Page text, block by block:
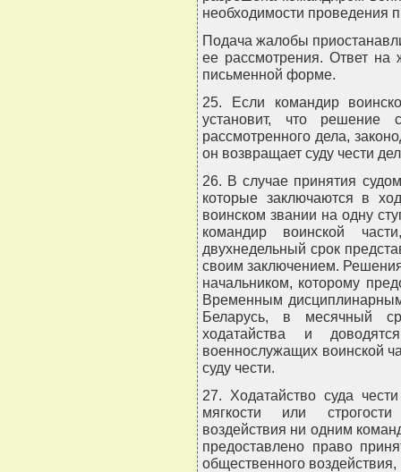
необходимости проведения
Подача жалобы
ее рассмотрения. Ответ на
письменной форме.
25. Если командир
установит, что решение
рассмотренного дела,
он возвращает суду чести
26. В случае принятия
которые заключаются в
воинском звании на одну
командир воинской
двухнедельный срок
своим заключением.
начальником, которому
Временным
Беларусь, в месячный
ходатайства и
военнослужащих воинской
суду чести.
27. Ходатайство суда
мягкости или
воздействия ни одним
предоставлено право
общественного